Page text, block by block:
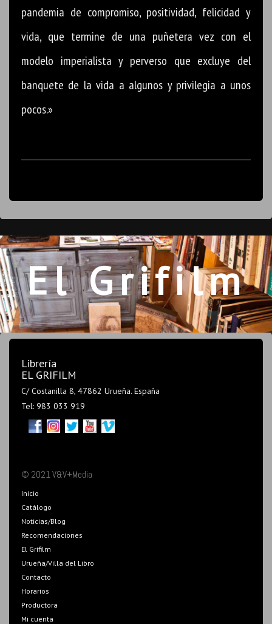
pandemia de compromiso, positividad, felicidad y
vida, que termine de una puñetera vez con el
modelo imperialista y perverso que excluye del
banquete de la vida a algunos y privilegia a unos
pocos.»
El Grifilm
Librería
EL GRIFILM
C/ Costanilla 8, 47862 Urueña. España
Tel: 983 033 919
© 2021 V&V+Media
Inicio
Catálogo
Noticias/Blog
Recomendaciones
El Grifilm
Urueña/Villa del Libro
Contacto
Horarios
Productora
Mi cuenta